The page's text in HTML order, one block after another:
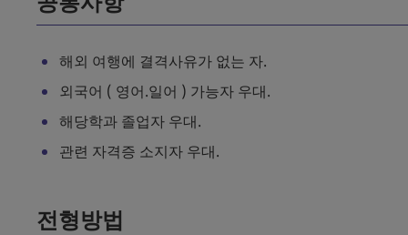
해외 여행에 결격사유가 없는 자.
외국어 ( 영어.일어 ) 가능자 우대.
해당학과 졸업자 우대.
관련 자격증 소지자 우대.
전형방법